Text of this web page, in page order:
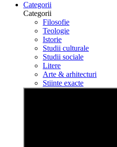
Categorii
Categorii
Filosofie
Teologie
Istorie
Studii culturale
Studii sociale
Litere
Arte & arhitecturi
Stiinte exacte